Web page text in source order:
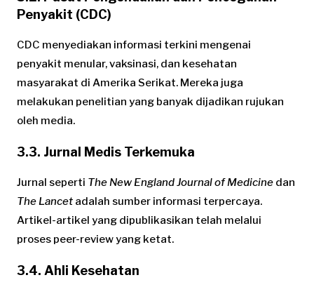
Penyakit (CDC)
CDC menyediakan informasi terkini mengenai
penyakit menular, vaksinasi, dan kesehatan
masyarakat di Amerika Serikat. Mereka juga
melakukan penelitian yang banyak dijadikan rujukan
oleh media.
3.3. Jurnal Medis Terkemuka
Jurnal seperti The New England Journal of Medicine dan
The Lancet adalah sumber informasi terpercaya.
Artikel-artikel yang dipublikasikan telah melalui
proses peer-review yang ketat.
3.4. Ahli Kesehatan